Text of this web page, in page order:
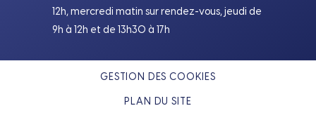
12h, mercredi matin sur rendez-vous, jeudi de
9h à 12h et de 13h30 à 17h
GESTION DES COOKIES
PLAN DU SITE